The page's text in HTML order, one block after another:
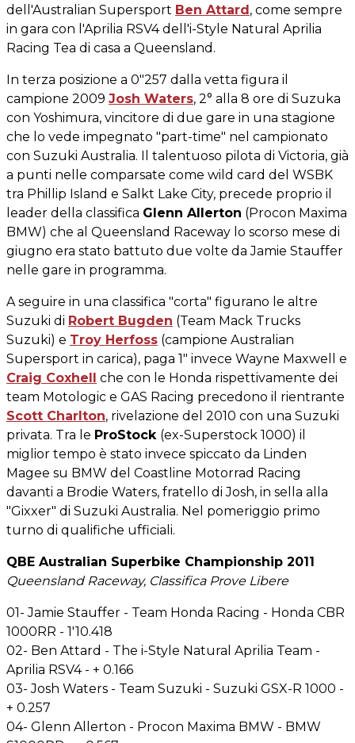
dell'Australian Supersport Ben Attard , come sempre
in gara con l'Aprilia RSV4 dell'i-Style Natural Aprilia
Racing Tea di casa a Queensland.
In terza posizione a 0"257 dalla vetta figura il
campione 2009 Josh Waters, 2° alla 8 ore di Suzuka
con Yoshimura, vincitore di due gare in una stagione
che lo vede impegnato "part-time" nel campionato
con Suzuki Australia. Il talentuoso pilota di Victoria, già
a punti nelle comparsate come wild card del WSBK
tra Phillip Island e Salkt Lake City, precede proprio il
leader della classifica Glenn Allerton (Procon Maxima
BMW) che al Queensland Raceway lo scorso mese di
giugno era stato battuto due volte da Jamie Stauffer
nelle gare in programma.
A seguire in una classifica "corta" figurano le altre
Suzuki di Robert Bugden (Team Mack Trucks
Suzuki) e Troy Herfoss (campione Australian
Supersport in carica), paga 1" invece Wayne Maxwell e
Craig Coxhell
che con le Honda rispettivamente dei
team Motologic e GAS Racing precedono il rientrante
Scott Charlton, rivelazione del 2010 con una Suzuki
privata. Tra le ProStock (ex-Superstock 1000) il
miglior tempo è stato invece spiccato da Linden
Magee su BMW del Coastline Motorrad Racing
davanti a Brodie Waters, fratello di Josh, in sella alla
"Gixxer" di Suzuki Australia. Nel pomeriggio primo
turno di qualifiche ufficiali.
QBE Australian Superbike Championship 2011
Queensland Raceway, Classifica Prove Libere
01- Jamie Stauffer - Team Honda Racing - Honda CBR
1000RR - 1'10.418
02- Ben Attard - The i-Style Natural Aprilia Team -
Aprilia RSV4 - + 0.166
03- Josh Waters - Team Suzuki - Suzuki GSX-R 1000 -
+ 0.257
04- Glenn Allerton - Procon Maxima BMW - BMW